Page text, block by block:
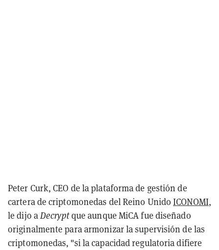
Peter Curk, CEO de la plataforma de gestión de
cartera de criptomonedas del Reino UnidoICONOMI,
le dijo aDecryptque aunque MiCA fue diseñado
originalmente para armonizar la supervisión de las
criptomonedas, "si la capacidad regulatoria difiere